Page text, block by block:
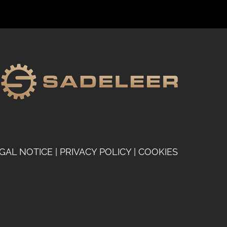
NOTICE PRIVACY POLICY| COOKIES